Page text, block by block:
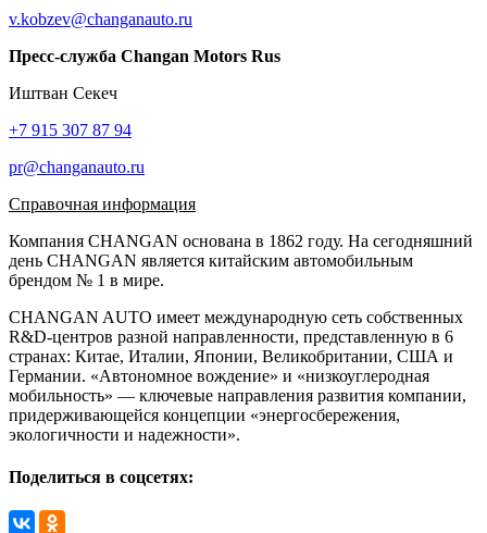
v.kobzev@changanauto.ru
Пресс-служба Changan Motors Rus
Иштван Секеч
+7 915 307 87 94
pr@changanauto.ru
Справочная информация
Компания CHANGAN основана в 1862 году. На сегодняшний
день CHANGAN является китайским автомобильным
брендом № 1 в мире.
CHANGAN AUTO имеет международную сеть собственных
R&D-центров разной направленности, представленную в 6
странах: Китае, Италии, Японии, Великобритании, США и
Германии. «Автономное вождение» и «низкоуглеродная
мобильность» — ключевые направления развития компании,
придерживающейся концепции «энергосбережения,
экологичности и надежности».
Поделиться в соцсетях: